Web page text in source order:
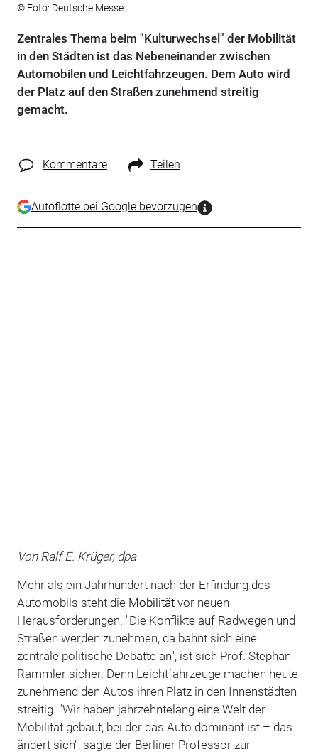
© Foto: Deutsche Messe
Zentrales Thema beim "Kulturwechsel" der Mobilität
in den Städten ist das Nebeneinander zwischen
Automobilen und Leichtfahrzeugen. Dem Auto wird
der Platz auf den Straßen zunehmend streitig
gemacht.
Kommentare Teilen
Autoflotte bei Google bevorzugen
Von Ralf E. Krüger, dpa
Mehr als ein Jahrhundert nach der Erfindung des
Automobils steht die Mobilitätvor neuen
Herausforderungen. "Die Konflikte auf Radwegen und
Straßen werden zunehmen, da bahnt sich eine
zentrale politische Debatte an", ist sich Prof. Stephan
Rammler sicher. Denn Leichtfahrzeuge machen heute
zunehmend den Autos ihren Platz in den Innenstädten
streitig. "Wir haben jahrzehntelang eine Welt der
Mobilität gebaut, bei der das Auto dominant ist – das
ändert sich", sagte der Berliner Professor zur